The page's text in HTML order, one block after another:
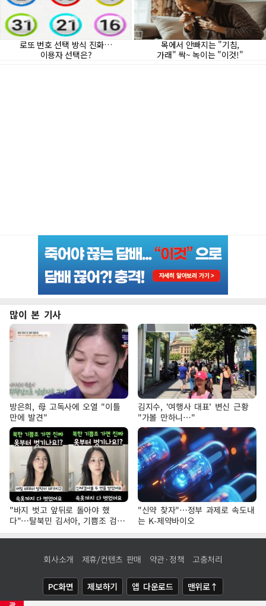
많이 본 기사
방은희, 母 고독사에 오열 "이틀
만에 발견"
김지수, '여행사 대표' 변신 근황
"가볼 만하니…"
"바지 벗고 앞뒤로 돌아야 했
다"…탈북민 김서아, 기쁨조 검사
수치심 회상
"신약 찾자"…정부 과제로 속도내
는 K-제약바이오
회사소개 제휴/컨텐츠 판매 약관·정책 고충처리
PC화면 제보하기 앱 다운로드 맨위로↑